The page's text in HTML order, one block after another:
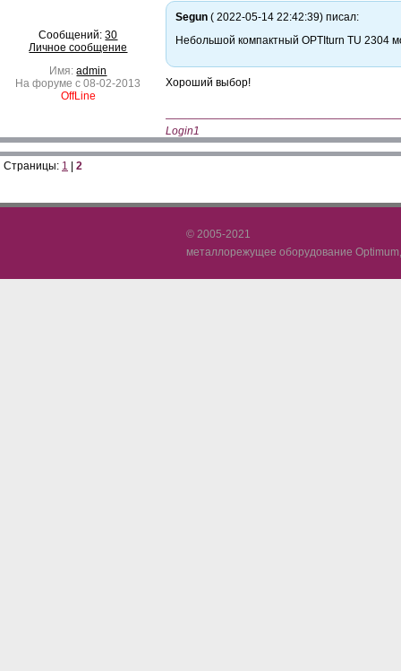
Сообщений:30
Личное сообщение
Имя:admin
На форуме с 08-02-2013
OffLine
Segun ( 2022-05-14 22:42:39) писал:
Небольшой компактный OPTIturn TU 2304
Хороший выбор!
Login1
Страницы: 1 2
© 2005-2021
металлорежущее оборудование